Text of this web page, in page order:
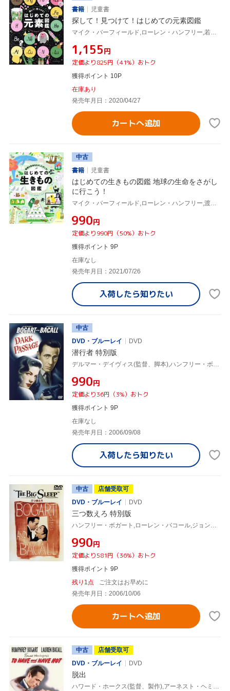
書籍
児童書
探して！見つけて！はじめての元素図鑑
マイク・バーフィールド,ローレン・ハンフリー,若林文高,夏目大
¥1,155円
定価より825円（41%）おトク
獲得ポイント 10P
在庫あり
発売年月日：2020/04/27
カートへ追加
中古
書籍
児童書
はじめての生きもの図鑑 地球の生命をさがし
に行こう！
マイク・バーフィールド,ローレン・ハンフリー,渡辺政隆,夏目大
¥990円
定価より990円（50%）おトク
獲得ポイント 9P
在庫なし
発売年月日：2021/07/26
入荷したら知りたい
中古
DVD・ブルーレイ
DVD
潜行者 特別版
¥990円
定価より36円（3%）おトク
獲得ポイント 9P
在庫なし
発売年月日：2006/09/08
入荷したら知りたい
中古
店舗受取可
DVD・ブルーレイ
DVD
三つ数えろ 特別版
¥990円
定価より581円（36%）おトク
獲得ポイント 9P
残り1点
ご注文はお早めに
発売年月日：2006/10/06
カートへ追加
中古
店舗受取可
DVD・ブルーレイ
DVD
脱出